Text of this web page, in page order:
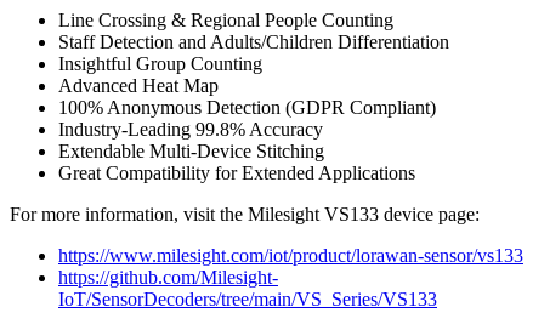
Line Crossing & Regional People Counting
Staff Detection and Adults/Children Differentiation
Insightful Group Counting
Advanced Heat Map
100% Anonymous Detection (GDPR Compliant)
Industry-Leading 99.8% Accuracy
Extendable Multi-Device Stitching
Great Compatibility for Extended Applications
For more information, visit the Milesight VS133 device page:
https://www.milesight.com/iot/product/lorawan-sensor/vs133
https://github.com/Milesight-
IoT/SensorDecoders/tree/main/VS_Series/VS133